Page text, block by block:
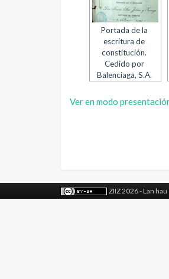
Portada de la
escritura de
constitución.
Cedido por
Balenciaga, S.A.
Ver en modo
ZIIZ 2026 - Lan hau